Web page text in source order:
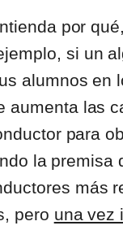
por
si un
alumnos en
aumenta las
para
la premisa
más
pero una vez